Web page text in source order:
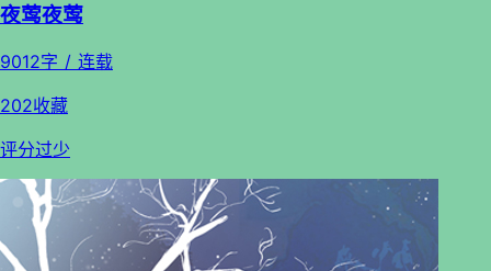
夜莺夜莺
9012字 / 连载
202收藏
评分过少